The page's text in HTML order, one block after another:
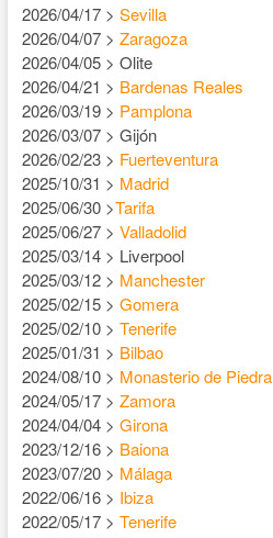
2026/04/17 > Sevilla
2026/04/07 > Zaragoza
2026/04/05 > Olite
2026/04/21 > Bardenas Reales
2026/03/19 > Pamplona
2026/03/07 > Gijón
2026/02/23 > Fuerteventura
2025/10/31 > Madrid
2025/06/30 >Tarifa
2025/06/27 > Valladolid
2025/03/14 > Liverpool
2025/03/12 > Manchester
2025/02/15 > Gomera
2025/02/10 > Tenerife
2025/01/31 > Bilbao
2024/08/10 > Monasterio de Piedra
2024/05/17 > Zamora
2024/04/04 > Girona
2023/12/16 > Baiona
2023/07/20 > Málaga
2022/06/16 > Ibiza
2022/05/17 > Tenerife